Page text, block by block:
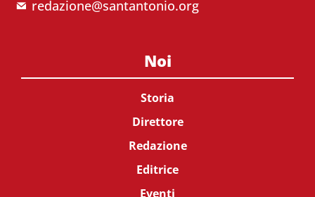
redazione@santantonio.org
Noi
Storia
Direttore
Redazione
Editrice
Eventi